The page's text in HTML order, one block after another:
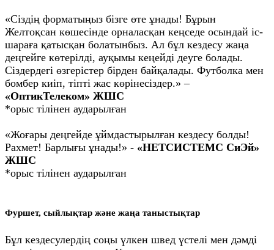
«Сіздің форматыңыз бізге өте ұнады! Бұрын
Желтоқсан көшесінде орналасқан кеңседе осындай іс-
шараға қатысқан болатынбыз. Ал бұл кездесу жаңа
деңгейге көтерілді, ауқымы кеңейді деуге болады.
Сіздердегі өзгерістер бірден байқалады. Футболка мен
бомбер киіп, тіпті жас көрінесіздер.» –
«ОптикТелеком» ЖШС
*орыс тілінен аударылған
«Жоғары деңгейде ұймдастырылған кездесу болды!
Рахмет! Барлығы ұнады!» - «НЕТСИСТЕМС СиЭй»
ЖШС
*орыс тілінен аударылған
Фуршет, сыйлықтар және жаңа таныстықтар
Бұл кездесулердің соңы үлкен швед үстелі мен дәмді